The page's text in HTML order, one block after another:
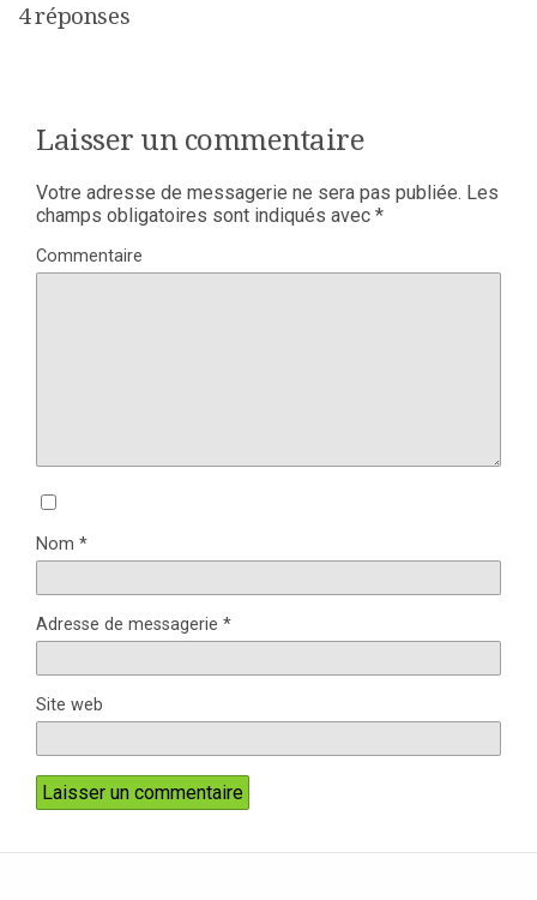
4 réponses
Laisser un commentaire
Votre adresse de messagerie ne sera pas publiée. Les
champs obligatoires sont indiqués avec *
Commentaire
Nom *
Adresse de messagerie *
Site web